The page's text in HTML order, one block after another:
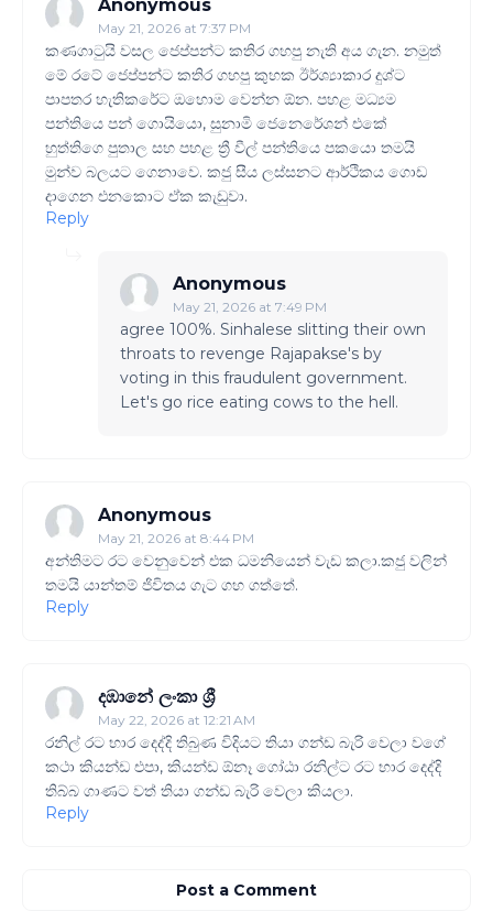
Anonymous
May 21, 2026 at 7:37 PM
කණගාටුයි වසල ජෙප්පන්ට කතිර ගහපු නැති අය ගැන. නමුත්
මේ රටේ ජෙප්පන්ට කතිර ගහපු කුහක ඊර්ශ්‍යාකාර දුශ්ට
පාපතර හැතිකරේට ඔහොම වෙන්න ඕන. පහළ මධ්‍යම
පන්තියෙ පන් ගොයියො, සුනාමි ජෙනෙරේශන් එකේ
හුත්තිගෙ පුතාල සහ පහළ ත්‍රී වීල් පන්තියෙ පකයො තමයි
මුන්ව බලයට ගෙනාවෙ. කජු සීය ලස්සනට ආර්ථිකය ගොඩ
දාගෙන එනකොට ඒක කැඩුවා.
Reply
Anonymous
May 21, 2026 at 7:49 PM
agree 100%. Sinhalese slitting their own
throats to revenge Rajapakse's by
voting in this fraudulent government.
Let's go rice eating cows to the hell.
Anonymous
May 21, 2026 at 8:44 PM
අන්තිමට රට වෙනුවෙන් එක ධමනියෙන් වැඩ කලා.කජු වලින්
තමයි යාන්තම් ජිවිතය ගැට ගහ ගත්තේ.
Reply
දඹානේ ලංකා ශ්‍රී
May 22, 2026 at 12:21 AM
රනිල් රට භාර දෙද්දි තිබුණ විදියට තියා ගන්ඩ බැරි වෙලා වගේ
කථා කියන්ඩ එපා, කියන්ඩ ඕනෑ ගෝඨා රනිල්ට රට භාර දෙද්දි
තිබ්බ ගාණට වත් තියා ගන්ඩ බැරි වෙලා කියලා.
Reply
Post a Comment